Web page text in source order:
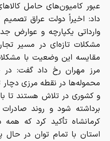
عبور کامیون‌های حامل
داد: اخیراً دولت عراق تصمیم
وارداتی یکپارچه و عوارض
مشکلات تازه‌ای در مسیر
مقایسه این وضعیت با
مرز مهران رخ داد گفت:
محموله‌ها در نقطه مرزی
و کشوری در تلاش هستند تا با
برداشته شود و روند
کرمانشاه تأکید کرد که
استان با تمام توان در حال